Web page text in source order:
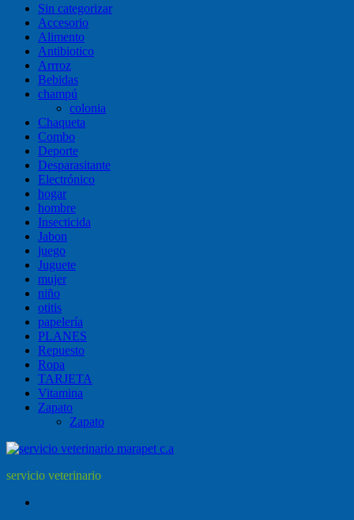
Sin categorizar
Accesorio
Alimento
Antibiotico
Arrroz
Bebidas
champú
colonia
Chaqueta
Combo
Deporte
Desparasitante
Electrónico
hogar
hombre
Insecticida
Jabon
juego
Juguete
mujer
niño
otitis
papelería
PLANES
Repuesto
Ropa
TARJETA
Vitamina
Zapato
Zapato
servicio veterinario